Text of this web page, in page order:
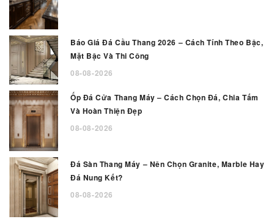
Báo Giá Đá Cầu Thang 2026 – Cách Tính Theo Bậc,
Mặt Bậc Và Thi Công
08-08-2026
Ốp Đá Cửa Thang Máy – Cách Chọn Đá, Chia Tấm
Và Hoàn Thiện Đẹp
08-08-2026
Đá Sàn Thang Máy – Nên Chọn Granite, Marble Hay
Đá Nung Kết?
08-08-2026